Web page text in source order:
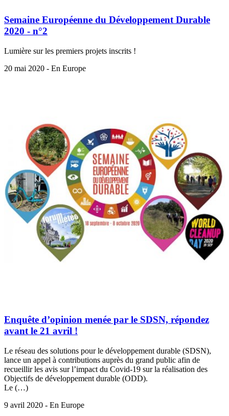
Semaine Européenne du Développement Durable
2020 - n°2
Lumière sur les premiers projets inscrits !
20 mai 2020 - En Europe
Enquête d’opinion menée par le SDSN, répondez
avant le 21 avril !
Le réseau des solutions pour le développement durable (SDSN),
lance un appel à contributions auprès du grand public afin de
recueillir les avis sur l’impact du Covid-19 sur la réalisation des
Objectifs de développement durable (ODD).
Le (…)
9 avril 2020 - En Europe